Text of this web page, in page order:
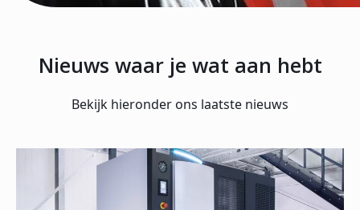
Nieuws waar je wat aan hebt
Bekijk hieronder ons laatste nieuws